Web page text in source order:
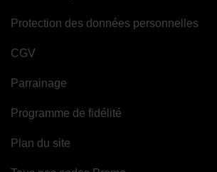
Protection des données personnelles
CGV
Parrainage
Programme de fidélité
Plan du site